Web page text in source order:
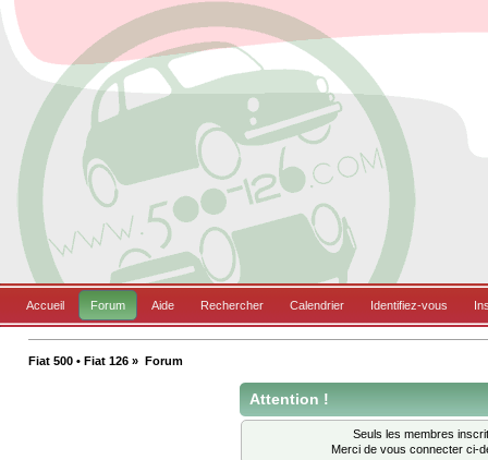
Accueil Forum Aide Rechercher Calendrier Identifiez-vous
Fiat 500 • Fiat 126 » Forum
Attention !
Seuls les membres
Merci de vous connecter ci-